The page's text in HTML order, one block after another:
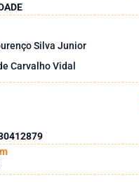
Silva Junior
Carvalho Vidal